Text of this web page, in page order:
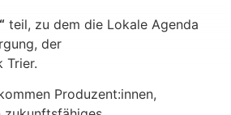
teil, zu dem die Lokale Agenda
der
Trier.
Produzent:innen,